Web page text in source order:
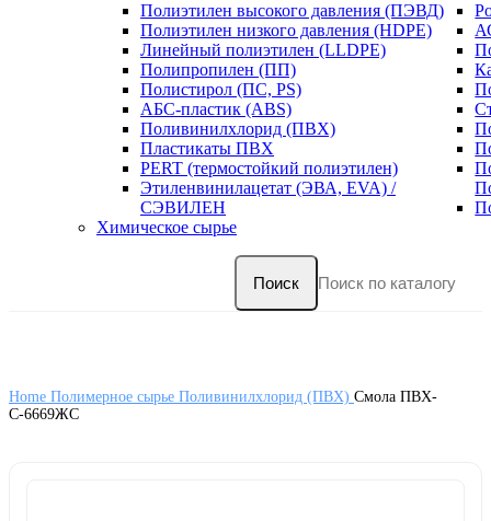
Полиэтилен высокого давления (ПЭВД)
Полиэтилен низкого давления (HDPE)
Линейный полиэтилен (LLDPE)
Полипропилен (ПП)
Полистирол (ПС, PS)
АБС-пластик (ABS)
Поливинилхлорид (ПВХ)
Пластикаты ПВХ
PERT (термостойкий полиэтилен)
Этиленвинилацетат (ЭВА, EVA) /
СЭВИЛЕН
Химическое сырье
Поиск
Home Полимерное сырье Поливинилхлорид (ПВХ) Смола ПВХ-
С-6669ЖС